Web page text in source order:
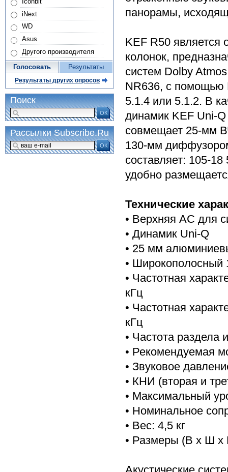
панорамы,
KEF R50 является
колонок,
систем Dolby
NR636, с помощью
5.1.4 или 5.1.2. В
динамик KEF Uni-Q
совмещает 25-мм
130-мм
составляет: 105-
удобно
Технические
• Верхняя АС для
• Динамик Uni-Q
• 25 мм
•
• Частотная
кГц
• Частотная
кГц
• Частота раздела
• Рекомендуемая
• Звуковое
• КНИ (вторая и
• Максимальный
• Номинальное
• Вес: 4,5 кг
• Размеры (В х Ш х
iNext
WD
Asus
Другого производителя
Голосовать Результаты
Результаты других опросов
Поиск
ОК
Рассылки Subscribe.Ru
ОК